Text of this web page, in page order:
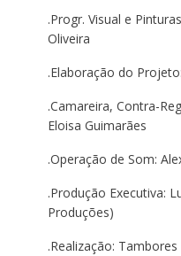
.Progr. Visual e
Oliveira
.Elaboração do
.Camareira, Contra-
Eloisa Guimarães
.Operação de Som:
.Produção Executiva:
Produções)
.Realização: